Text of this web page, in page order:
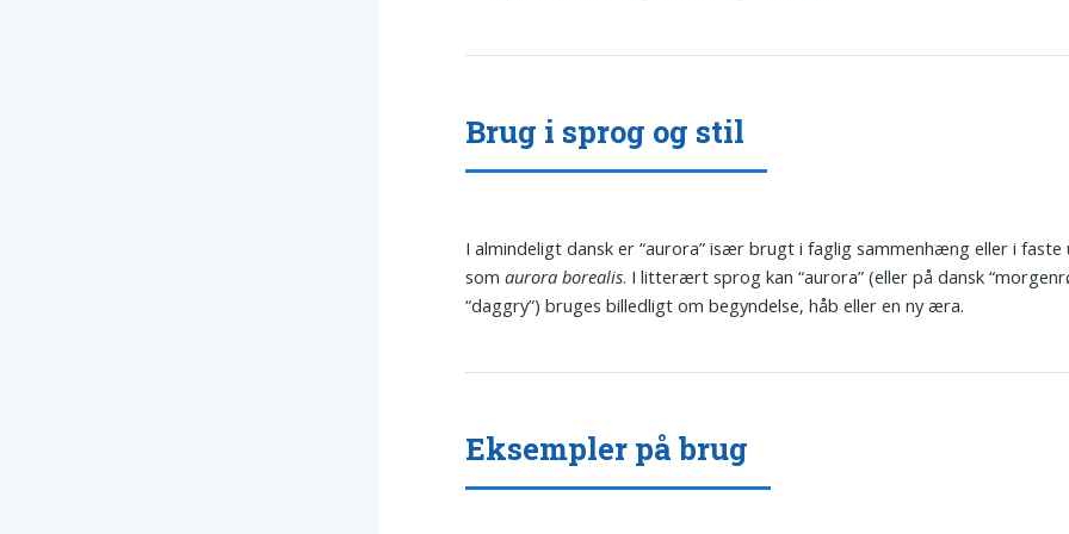
Brug i sprog og stil
I almindeligt dansk er “aurora” især brugt i faglig sammenhæng eller i faste
somaurora borealis. I litterært sprog kan “aurora” (eller på dansk
“daggry”) bruges billedligt om begyndelse, håb eller en ny æra.
Eksempler på brug